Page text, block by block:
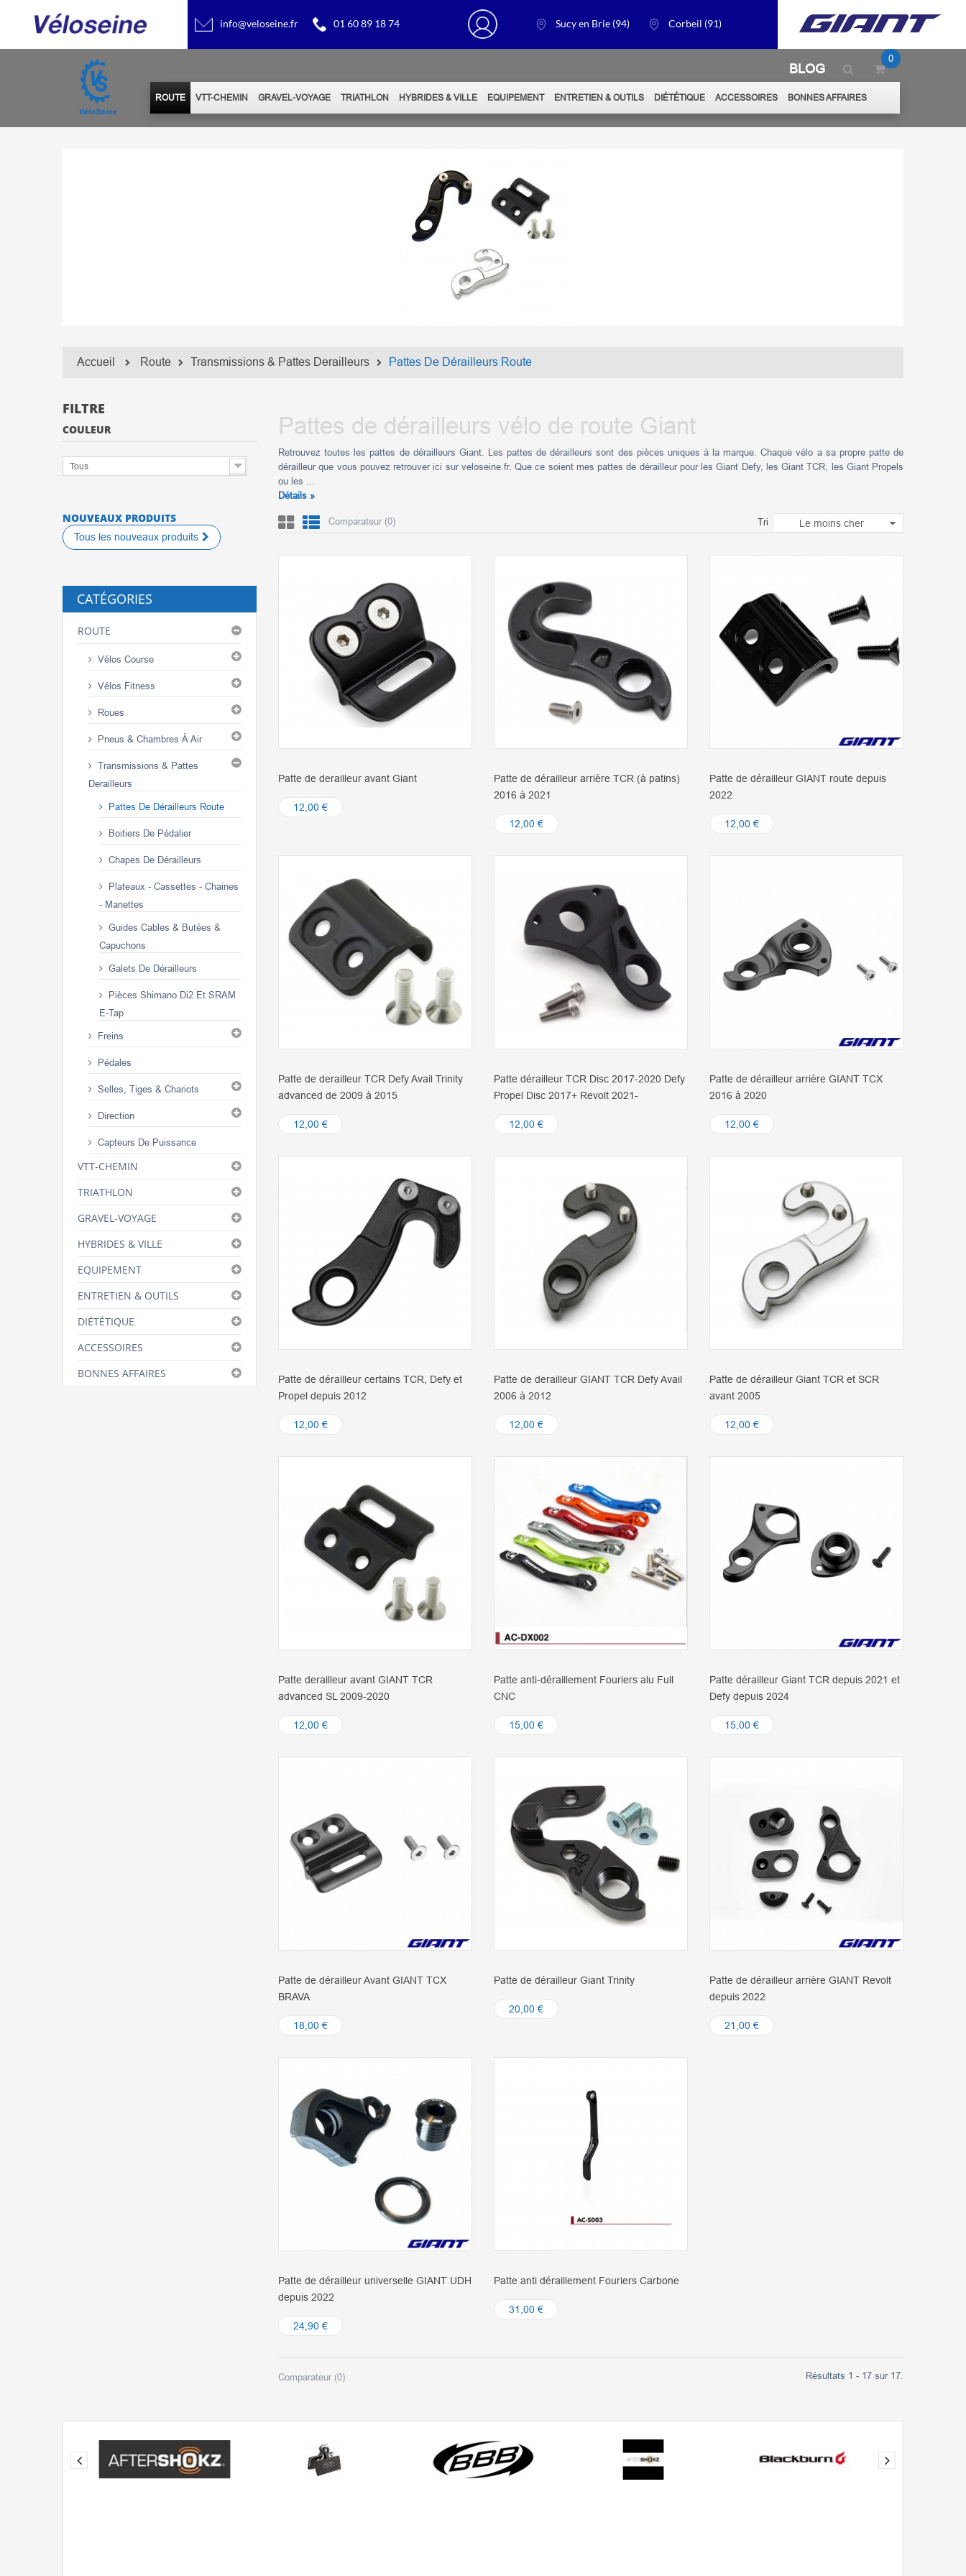
info@veloseine.fr 01 60 89 18 74 Sucy en Brie (94) Corbeil (91)
BLOG
0
ROUTE VTT-CHEMIN GRAVEL-VOYAGE TRIATHLON HYBRIDES & VILLE EQUIPEMENT ENTRETIEN & OUTILS DIÉTÉTIQUE ACCESSOIRES BONNES AFFAIRES
Accueil Route Transmissions & Pattes Derailleurs Pattes De Dérailleurs Route
FILTRE
COULEUR
Tous
NOUVEAUX PRODUITS
Tous les nouveaux produits
CATÉGORIES
ROUTE
Vélos Course
Vélos Fitness
Roues
Pneus & Chambres À Air
Transmissions & Pattes
Derailleurs
Pattes De Dérailleurs Route
Boitiers De Pédalier
Chapes De Dérailleurs
Plateaux - Cassettes - Chaines
- Manettes
Guides Cables & Butées &
Capuchons
Galets De Dérailleurs
Pièces Shimano Di2 Et SRAM
E-Tap
Freins
Pédales
Selles, Tiges & Chariots
Direction
Capteurs De Puissance
VTT-CHEMIN
TRIATHLON
GRAVEL-VOYAGE
HYBRIDES & VILLE
EQUIPEMENT
ENTRETIEN & OUTILS
DIÉTÉTIQUE
ACCESSOIRES
BONNES AFFAIRES
Pattes de dérailleurs vélo de route Giant
Retrouvez toutes les pattes de dérailleurs Giant. Les pattes de dérailleurs sont des pièces uniques à la marque. Chaque vélo a sa propre patte de
dérailleur que vous pouvez retrouver ici sur veloseine.fr. Que ce soient mes pattes de dérailleur pour les Giant Defy, les Giant TCR, les Giant Propels
ou les ...
Détails »
Comparateur (0) Tri Le moins cher
Patte de derailleur avant Giant
12,00 €
Patte de dérailleur arrière TCR (à patins)
2016 à 2021
12,00 €
Patte de dérailleur GIANT route depuis
2022
12,00 €
Patte de derailleur TCR Defy Avail Trinity
advanced de 2009 à 2015
12,00 €
Patte dérailleur TCR Disc 2017-2020 Defy
Propel Disc 2017+ Revolt 2021-
12,00 €
Patte de dérailleur arrière GIANT TCX
2016 à 2020
12,00 €
Patte de dérailleur certains TCR, Defy et
Propel depuis 2012
12,00 €
Patte de derailleur GIANT TCR Defy Avail
2006 à 2012
12,00 €
Patte de dérailleur Giant TCR et SCR
avant 2005
12,00 €
Patte derailleur avant GIANT TCR
advanced SL 2009-2020
12,00 €
Patte anti-déraillement Fouriers alu Full
CNC
15,00 €
Patte dérailleur Giant TCR depuis 2021 et
Defy depuis 2024
15,00 €
Patte de dérailleur Avant GIANT TCX
BRAVA
18,00 €
Patte de dérailleur Giant Trinity
20,00 €
Patte de dérailleur arrière GIANT Revolt
depuis 2022
21,00 €
Patte de dérailleur universelle GIANT UDH
depuis 2022
24,90 €
Patte anti déraillement Fouriers Carbone
31,00 €
Comparateur (0) Résultats 1 - 17 sur 17.